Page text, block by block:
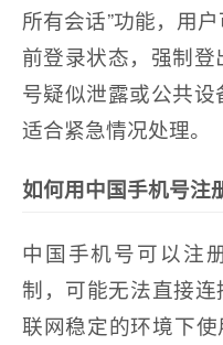
所有会话”功能，用
前登录状态，强制
号疑似泄露或公共
适合紧急情况处理。
如何用中国手机号注
中国手机号可以注
制，可能无法直接连
联网稳定的环境下使